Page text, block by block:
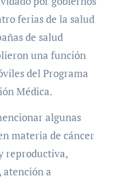
ferias de la salud
de salud
una función
del Programa
Médica.
algunas
materia de cáncer
reproductiva,
atención a